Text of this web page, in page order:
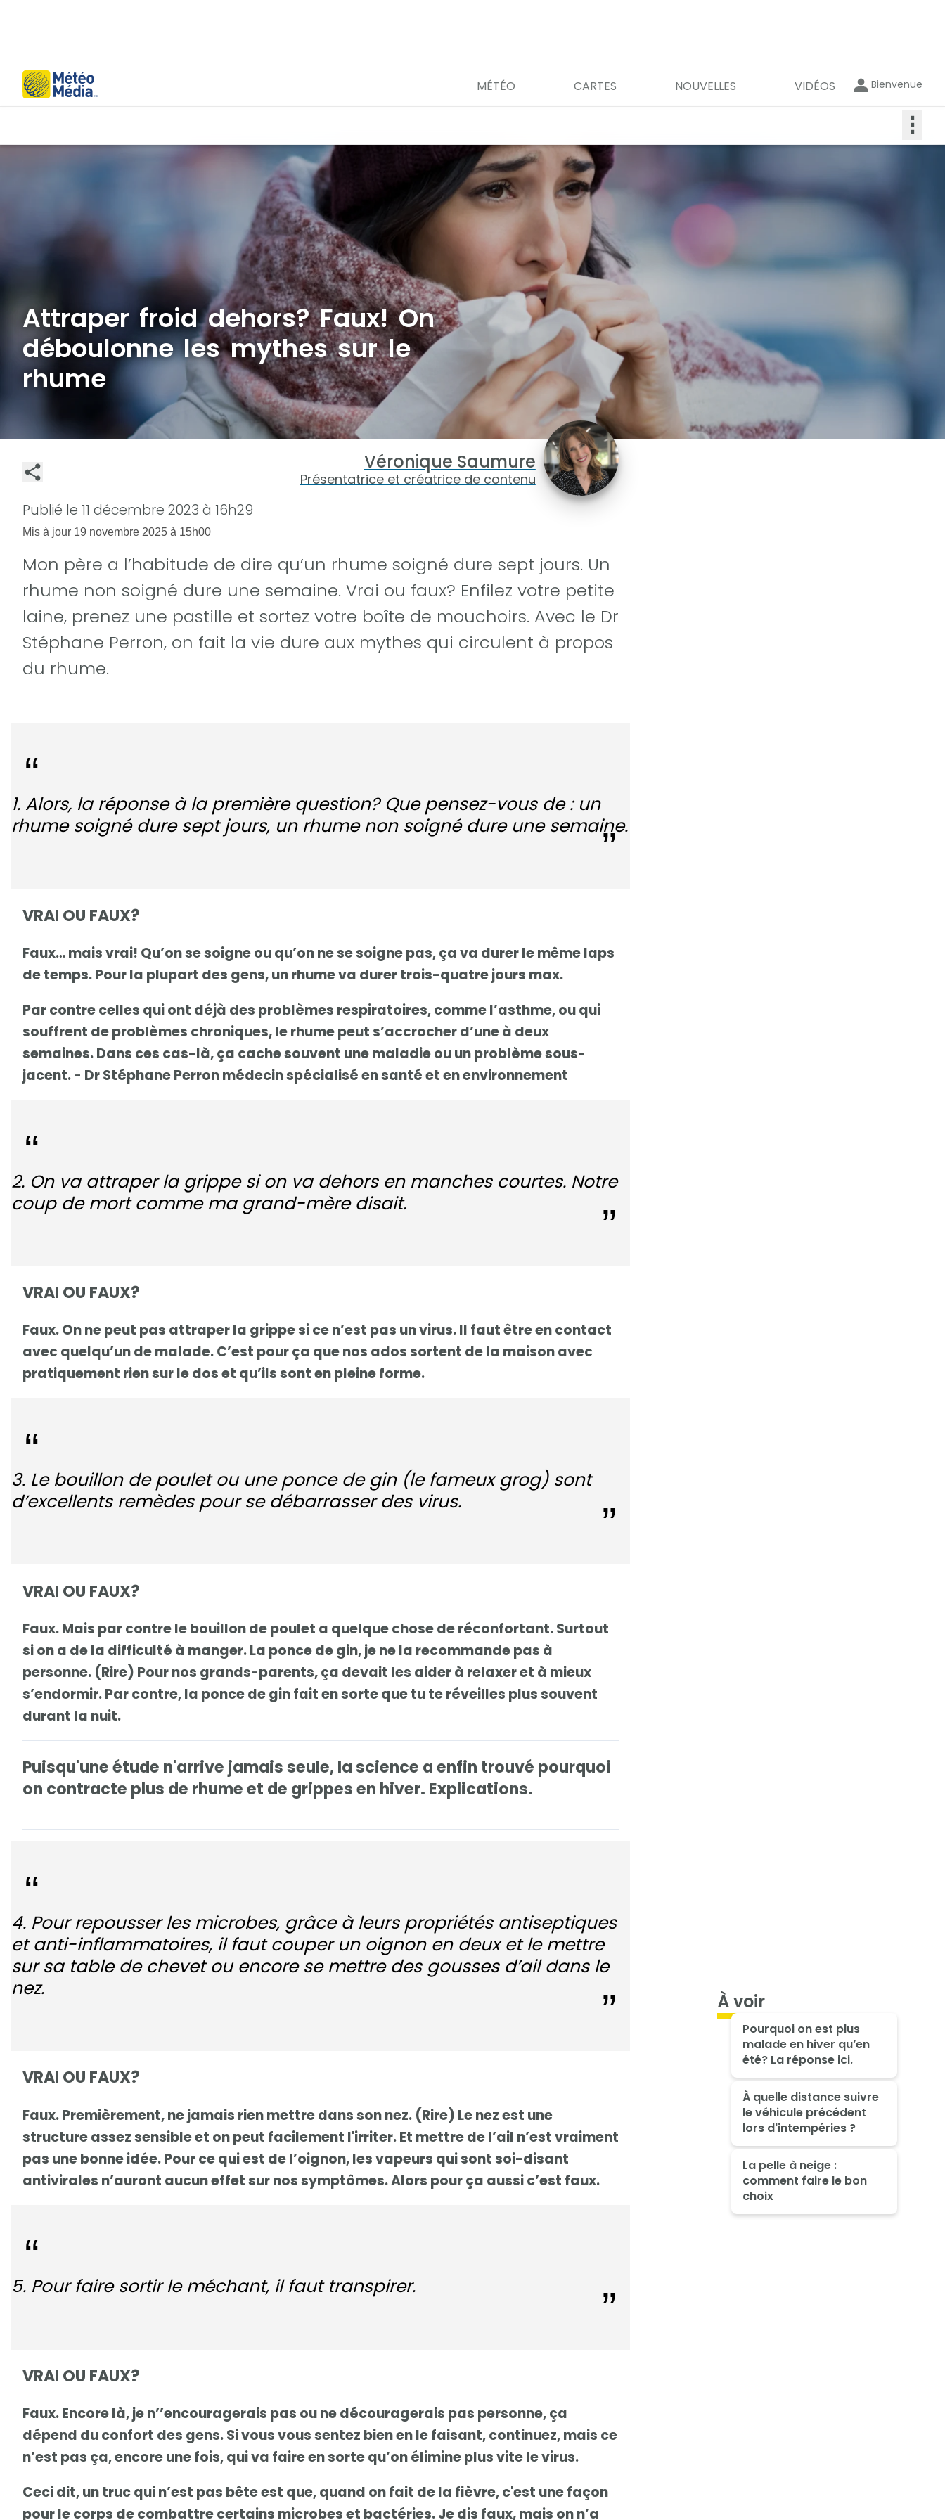
MÉTÉO CARTES NOUVELLES VIDÉOS Bienvenue
⋮
Attraper froid dehors? Faux! On
déboulonne les mythes sur le
rhume
Véronique Saumure
Présentatrice et créatrice de contenu
Publié le 11 décembre 2023 à 16h29
Mis à jour 19 novembre 2025 à 15h00
Mon père a l’habitude de dire qu’un rhume soigné dure sept jours. Un
rhume non soigné dure une semaine. Vrai ou faux? Enfilez votre petite
laine, prenez une pastille et sortez votre boîte de mouchoirs. Avec le Dr
Stéphane Perron, on fait la vie dure aux mythes qui circulent à propos
du rhume.
1. Alors, la réponse à la première question? Que pensez-vous de : un
rhume soigné dure sept jours, un rhume non soigné dure une semaine.
VRAI OU FAUX?
Faux… mais vrai! Qu’on se soigne ou qu’on ne se soigne pas, ça va durer le même laps
de temps. Pour la plupart des gens, un rhume va durer trois-quatre jours max.
Par contre celles qui ont déjà des problèmes respiratoires, comme l’asthme, ou qui
souffrent de problèmes chroniques, le rhume peut s’accrocher d’une à deux
semaines. Dans ces cas-là, ça cache souvent une maladie ou un problème sous-
jacent. - Dr Stéphane Perron médecin spécialisé en santé et en environnement
2. On va attraper la grippe si on va dehors en manches courtes. Notre
coup de mort comme ma grand-mère disait.
VRAI OU FAUX?
Faux. On ne peut pas attraper la grippe si ce n’est pas un virus. Il faut être en contact
avec quelqu’un de malade. C’est pour ça que nos ados sortent de la maison avec
pratiquement rien sur le dos et qu’ils sont en pleine forme.
3. Le bouillon de poulet ou une ponce de gin (le fameux grog) sont
d’excellents remèdes pour se débarrasser des virus.
VRAI OU FAUX?
Faux. Mais par contre le bouillon de poulet a quelque chose de réconfortant. Surtout
si on a de la difficulté à manger. La ponce de gin, je ne la recommande pas à
personne. (Rire) Pour nos grands-parents, ça devait les aider à relaxer et à mieux
s’endormir. Par contre, la ponce de gin fait en sorte que tu te réveilles plus souvent
durant la nuit.
Puisqu'une étude n'arrive jamais seule, la science a enfin trouvé pourquoi
on contracte plus de rhume et de grippes en hiver. Explications.
4. Pour repousser les microbes, grâce à leurs propriétés antiseptiques
et anti-inflammatoires, il faut couper un oignon en deux et le mettre
sur sa table de chevet ou encore se mettre des gousses d’ail dans le
nez.
VRAI OU FAUX?
Faux. Premièrement, ne jamais rien mettre dans son nez. (Rire) Le nez est une
structure assez sensible et on peut facilement l'irriter. Et mettre de l’ail n’est vraiment
pas une bonne idée. Pour ce qui est de l’oignon, les vapeurs qui sont soi-disant
antivirales n’auront aucun effet sur nos symptômes. Alors pour ça aussi c’est faux.
5. Pour faire sortir le méchant, il faut transpirer.
VRAI OU FAUX?
Faux. Encore là, je n’’encouragerais pas ou ne découragerais pas personne, ça
dépend du confort des gens. Si vous vous sentez bien en le faisant, continuez, mais ce
n’est pas ça, encore une fois, qui va faire en sorte qu’on élimine plus vite le virus.
Ceci dit, un truc qui n’est pas bête est que, quand on fait de la fièvre, c'est une façon
pour le corps de combattre certains microbes et bactéries. Je dis faux, mais on n’a
À voir
Pourquoi on est plus
malade en hiver qu’en
été? La réponse ici.
À quelle distance suivre
le véhicule précédent
lors d'intempéries ?
La pelle à neige :
comment faire le bon
choix